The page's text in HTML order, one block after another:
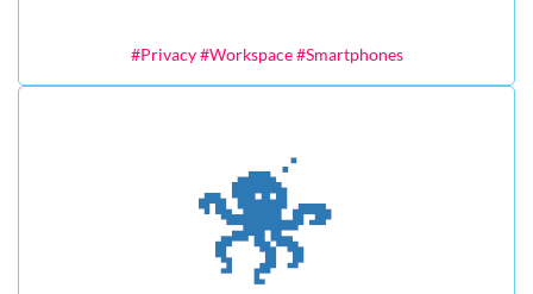
#Privacy #Workspace #Smartphones